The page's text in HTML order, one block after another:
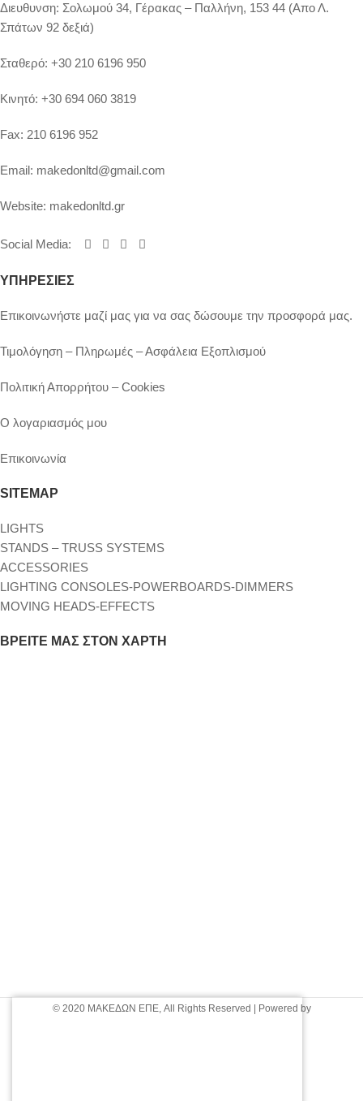
Διευθυνση: Σολωμού 34, Γέρακας – Παλλήνη, 153 44 (Απο Λ.
Σπάτων 92 δεξιά)
Σταθερό: +30 210 6196 950
Κινητό: +30 694 060 3819
Fax: 210 6196 952
Email: makedonltd@gmail.com
Website: makedonltd.gr
Social Media:
ΥΠΗΡΕΣΙΕΣ
Επικοινωνήστε μαζί μας για να σας δώσουμε την προσφορά μας.
Τιμολόγηση – Πληρωμές – Ασφάλεια Εξοπλισμού
Πολιτική Απορρήτου – Cookies
Ο λογαριασμός μου
Επικοινωνία
SITEMAP
LIGHTS
STANDS – TRUSS SYSTEMS
ACCESSORIES
LIGHTING CONSOLES-POWERBOARDS-DIMMERS
MOVING HEADS-EFFECTS
ΒΡΕΊΤΕ ΜΑΣ ΣΤΟΝ ΧΆΡΤΗ
© 2020 ΜΑΚΕΔΩΝ ΕΠΕ, All Rights Reserved | Powered by